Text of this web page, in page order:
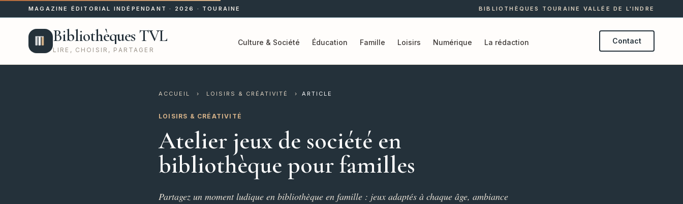
MAGAZINE ÉDITORIAL INDÉPENDANT · 2026 · TOURAINE BIBLIOTHÈQUES TOURAINE VALLÉE DE L'INDRE
Bibliothèques TVL
LIRE, CHOISIR, PARTAGER
Culture & Société Éducation Famille Loisirs Numérique La rédaction Contact
ACCUEIL › LOISIRS & CRÉATIVITÉ › ARTICLE
LOISIRS & CRÉATIVITÉ
Atelier jeux de société en
bibliothèque pour familles
Partagez un moment ludique en bibliothèque en famille : jeux adaptés à chaque âge, ambiance